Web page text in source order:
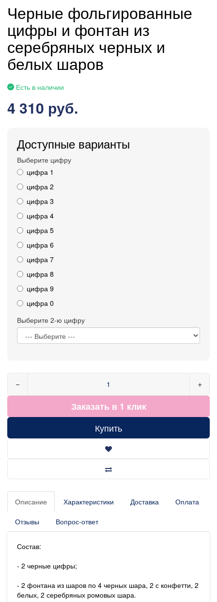
Черные фольгированные
цифры и фонтан из
серебряных черных и
белых шаров
Есть в наличии
4 310 руб.
Доступные варианты
Выберите цифру
цифра 1
цифра 2
цифра 3
цифра 4
цифра 5
цифра 6
цифра 7
цифра 8
цифра 9
цифра 0
Выберите 2-ю цифру
− +
Заказать в 1 клик
Купить
Описание Характеристики Доставка Оплата
Отзывы Вопрос-ответ
Состав:
- 2 черные цифры;
- 2 фонтана из шаров по 4 черных шара, 2 с конфетти, 2
белых, 2 серебряных ромовых шара.